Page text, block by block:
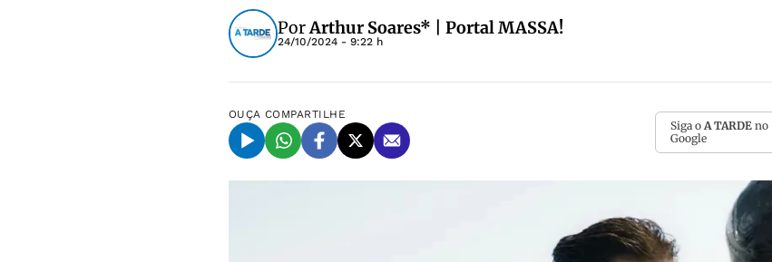
PorArthur Soares* | Portal MASSA!
24/10/2024 - 9:22 h
OUÇA COMPARTILHE
Siga o A TARDE no
Google